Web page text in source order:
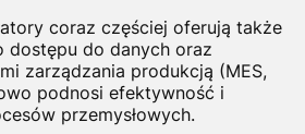
coraz częściej oferują także
dostępu do danych oraz
zarządzania produkcją (MES,
podnosi efektywność i
przemysłowych.